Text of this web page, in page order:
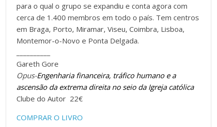
para o qual o grupo se expandiu e conta agora com
cerca de 1.400 membros em todo o país. Tem centros
em Braga, Porto, Miramar, Viseu, Coimbra, Lisboa,
Montemor-o-Novo e Ponta Delgada.
Gareth Gore
Opus-Engenharia financeira, tráfico humano e a
ascensão da extrema direita no seio da Igreja católica
Clube do Autor 22€
COMPRAR O LIVRO